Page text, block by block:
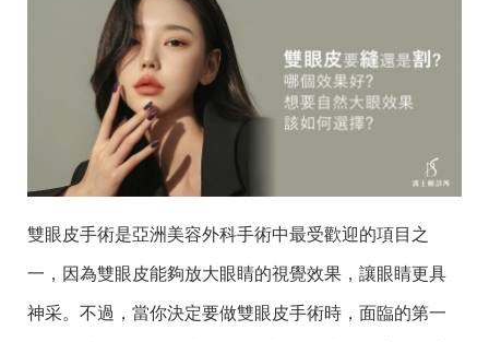
雙眼皮手術是亞洲美容外科手術中最受歡迎的項目之
一，因為雙眼皮能夠放大眼睛的視覺效果，讓眼睛更具
神采。不過，當你決定要做雙眼皮手術時，面臨的第一